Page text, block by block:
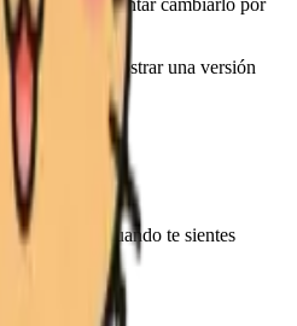
tu estilo sin intentar cambiarlo por
Leal puede mostrar una versión
reconocible
a la relación
sinceridad cuando te sientes